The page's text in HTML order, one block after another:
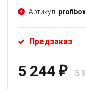
Артикул:
Предзаказ
5 244 ₽ 5